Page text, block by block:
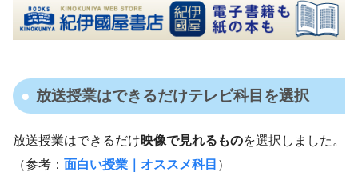
放送授業はできるだけテレビ科目を選択
放送授業はできるだけ映像で見れるものを選択しました。
（参考： 面白い授業｜オススメ科目 ）